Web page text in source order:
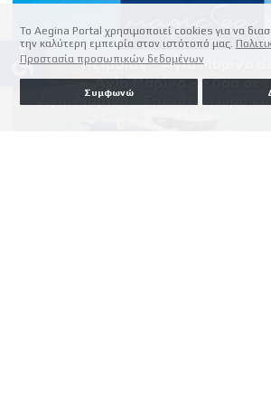
Το Aegina Portal χρησιμοποιεί cookies για να
την καλύτερη εμπειρία στον ιστότοπό μας.
Προστασία προσωπικών δεδομένων
Συμφωνώ
accessible